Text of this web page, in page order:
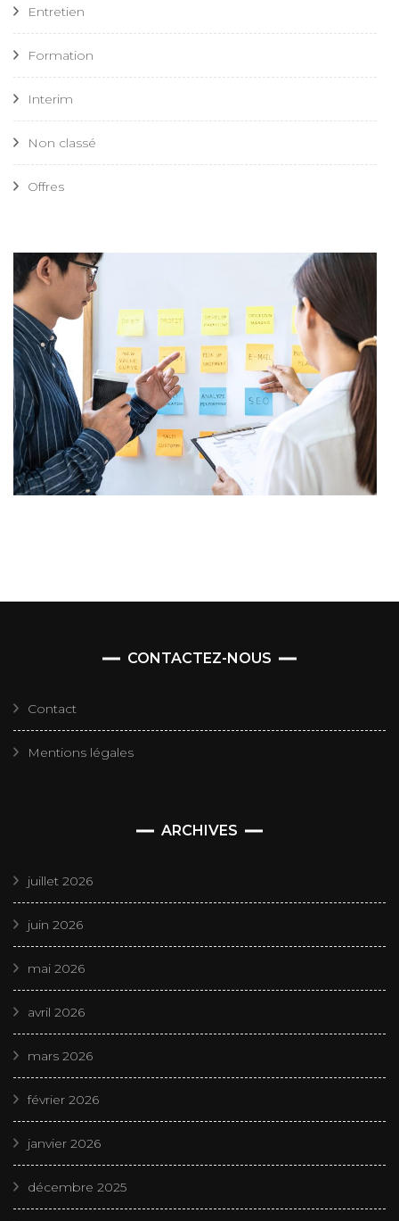
Entretien
Formation
Interim
Non classé
Offres
CONTACTEZ-NOUS
Contact
Mentions légales
ARCHIVES
juillet 2026
juin 2026
mai 2026
avril 2026
mars 2026
février 2026
janvier 2026
décembre 2025